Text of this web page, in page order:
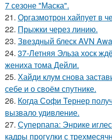
7 сезоне "Маска".
21. Оргазмотрон хайпует в
22. Прыжки через линию.
23. Звездный блеск AVN
24. 37-Летняя Эльза хоск
жениха тома Дейли.
25. Хайди клум снова
себе и о своём спутнике.
26. Когда Софи Тернер
вызвало удивление.
27. Суперпапа: Энрике
кадры прогулки с